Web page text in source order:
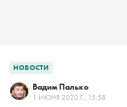
НОВОСТИ
Вадим Палько
1 ИЮНЯ 2020 Г., 15:58